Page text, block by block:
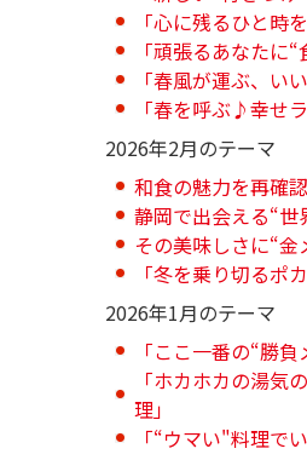
「心に残るひと時
「頑張るあなたに“
「春風が運ぶ、い
「春を呼ぶ♪幸せラ
2026年2月のテーマ
和食の魅力を再確認
静岡で出会える“世
その美味しさに“金
「冬を乗り切るポ
2026年1月のテーマ
「ここ一番の“勝負
「ホカホカの湯気
理」
「“ウマい"料理で